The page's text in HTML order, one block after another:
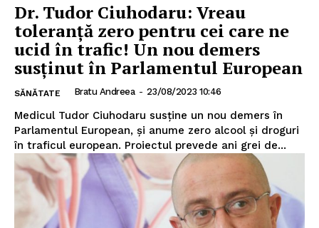
Dr. Tudor Ciuhodaru: Vreau
toleranță zero pentru cei care ne
ucid în trafic! Un nou demers
susținut în Parlamentul European
SĂNĂTATE Bratu Andreea - 23/08/2023 10:46
Medicul Tudor Ciuhodaru susține un nou demers în
Parlamentul European, și anume zero alcool și droguri
în traficul european. Proiectul prevede ani grei de...